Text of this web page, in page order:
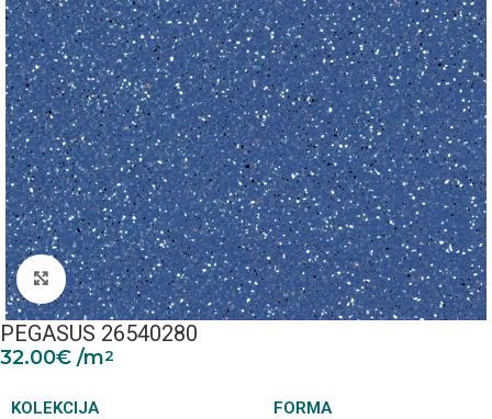
Padidinti nuotrauką
PEGASUS 26540280
32.00€ /m2
KOLEKCIJA FORMA